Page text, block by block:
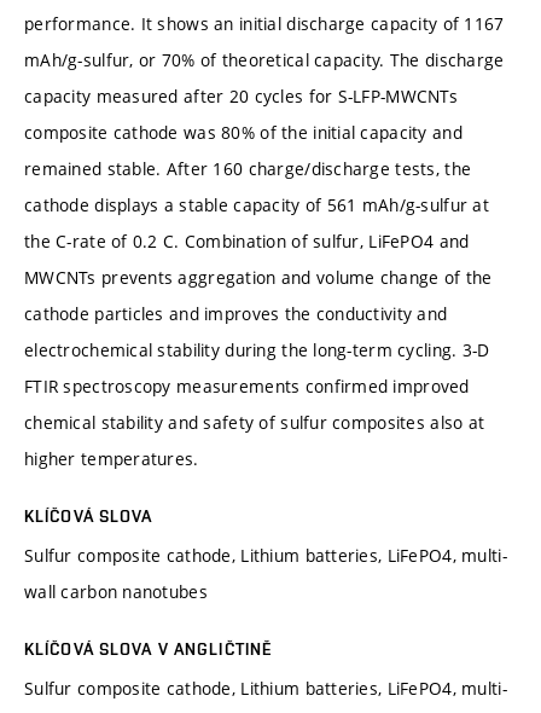
performance. It shows an initial discharge capacity of 1167
mAh/g-sulfur, or 70% of theoretical capacity. The discharge
capacity measured after 20 cycles for S-LFP-MWCNTs
composite cathode was 80% of the initial capacity and
remained stable. After 160 charge/discharge tests, the
cathode displays a stable capacity of 561 mAh/g-sulfur at
the C-rate of 0.2 C. Combination of sulfur, LiFePO4 and
MWCNTs prevents aggregation and volume change of the
cathode particles and improves the conductivity and
electrochemical stability during the long-term cycling. 3-D
FTIR spectroscopy measurements confirmed improved
chemical stability and safety of sulfur composites also at
higher temperatures.
KLÍČOVÁ SLOVA
Sulfur composite cathode, Lithium batteries, LiFePO4, multi-
wall carbon nanotubes
KLÍČOVÁ SLOVA V ANGLIČTINĚ
Sulfur composite cathode, Lithium batteries, LiFePO4, multi-